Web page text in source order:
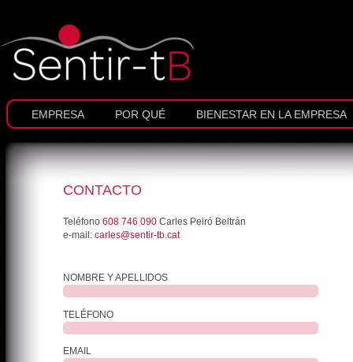
EMPRESA POR QUÉ BIENESTAR EN LA EMPRESA
CONTACTO
Teléfono 608 746 090 Carles Peiró Beltrán
e-mail: carles@sentir-tb.cat
NOMBRE Y APELLIDOS
TELÉFONO
EMAIL